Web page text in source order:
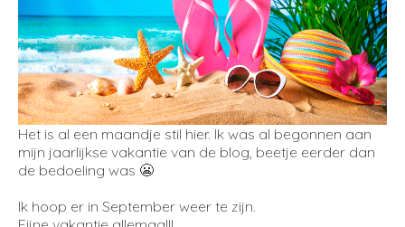
Het is al een maandje stil hier. Ik was al begonnen aan
mijn jaarlijkse vakantie van de blog, beetje eerder dan
de bedoeling was 😬
Ik hoop er in September weer te zijn.